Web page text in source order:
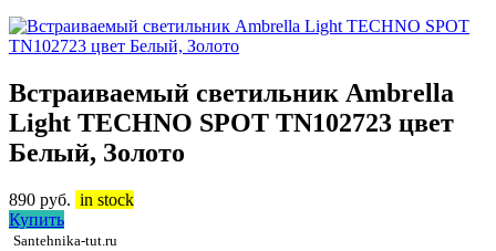
Встраиваемый светильник Ambrella
Light TECHNO SPOT TN102723 цвет
Белый, Золото
890 руб. in stock
Купить
Santehnika-tut.ru